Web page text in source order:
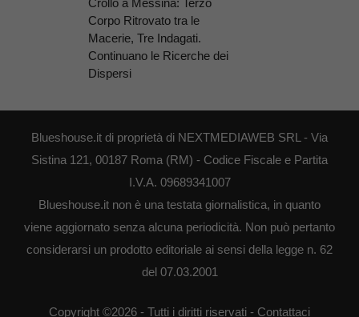
Corpo Ritrovato tra le
Macerie, Tre Indagati.
Continuano le Ricerche dei
Dispersi
Blueshouse.it di proprietà di NEXTMEDIAWEB SRL - Via
Sistina 121, 00187 Roma (RM) - Codice Fiscale e Partita
I.V.A. 09689341007
Blueshouse.it non è una testata giornalistica, in quanto
viene aggiornato senza alcuna periodicità. Non può pertanto
considerarsi un prodotto editoriale ai sensi della legge n. 62
del 07.03.2001
Copyright ©2026 - Tutti i diritti riservati - Contattaci